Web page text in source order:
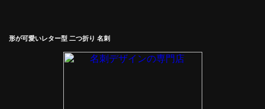
形が可愛いレター型 二つ折り 名刺